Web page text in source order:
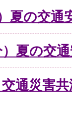
夏の交通
夏の交
通災害